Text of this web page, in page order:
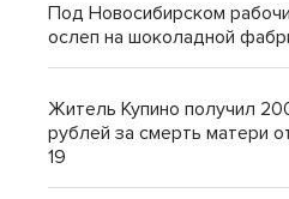
Под Новосибирском
ослеп на шоколадной
Житель Купино получил
рублей за смерть матери
19